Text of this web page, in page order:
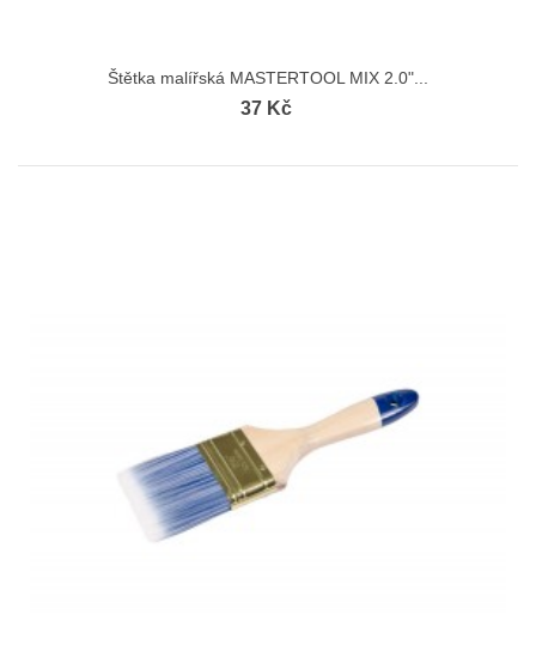
Štětka malířská MASTERTOOL MIX 2.0"...
37 Kč